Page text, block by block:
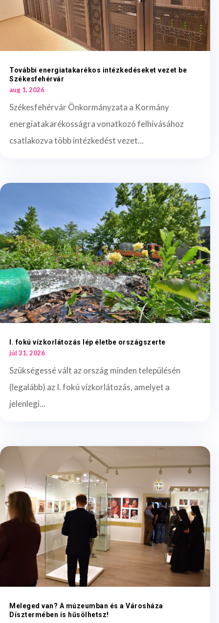
További energiatakarékos intézkedéseket vezet be
Székesfehérvár
aug 1, 2026
Székesfehérvár Önkormányzata a Kormány
energiatakarékosságra vonatkozó felhívásához
csatlakozva több intézkedést vezet...
I. fokú vízkorlátozás lép életbe országszerte
júl 31, 2026
Szükségessé vált az ország minden településén
(legalább) az I. fokú vízkorlátozás, amelyet a
jelenlegi...
Meleged van? A múzeumban és a Városháza
Dísztermében is hűsölhetsz!